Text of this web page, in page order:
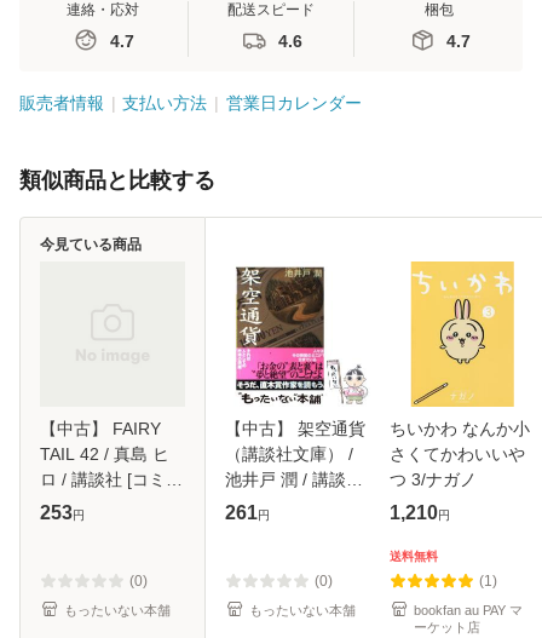
連絡・応対
4.7
配送スピード
4.6
梱包
4.7
販売者情報 支払い方法 営業日カレンダー
類似商品と比較する
【中古】 FAIRY
TAIL 42 / 真島 ヒ
ロ / 講談社 [コミッ
ク]【メール便送料
253円
(0)
もったいない本舗
今見ている商品
【中古】 架空通貨
（講談社文庫） /
池井戸 潤 / 講談社
[文庫]【メール便送
261円
(0)
もったいない本舗
ちいかわ なんか小
さくてかわいいや
つ 3/ナガノ
1,210円
送料無料
(1)
bookfan au PAY マ
ーケット店